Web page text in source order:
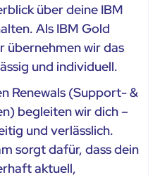
über deine IBM
Als IBM Gold
übernehmen wir das
und individuell.
Renewals (Support- &
begleiten wir dich –
und verlässlich.
sorgt dafür, dass dein
aktuell,